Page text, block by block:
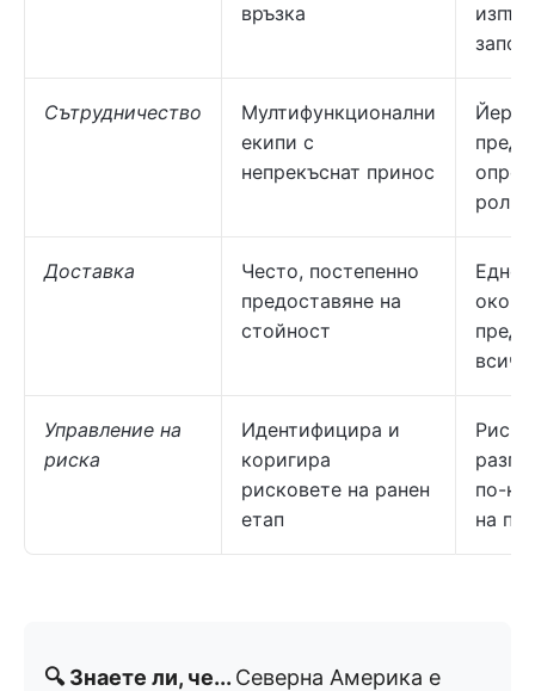
връзка
Сътрудничество
Мултифункционални
екипи с
непрекъснат принос
роли
Доставка
Често, постепенно
предоставяне на
стойност
Едно
Управление на
риска
Идентифицира и
коригира
рисковете на ранен
етап
по-
на
🔍 Знаете ли, че... Северна Америка е